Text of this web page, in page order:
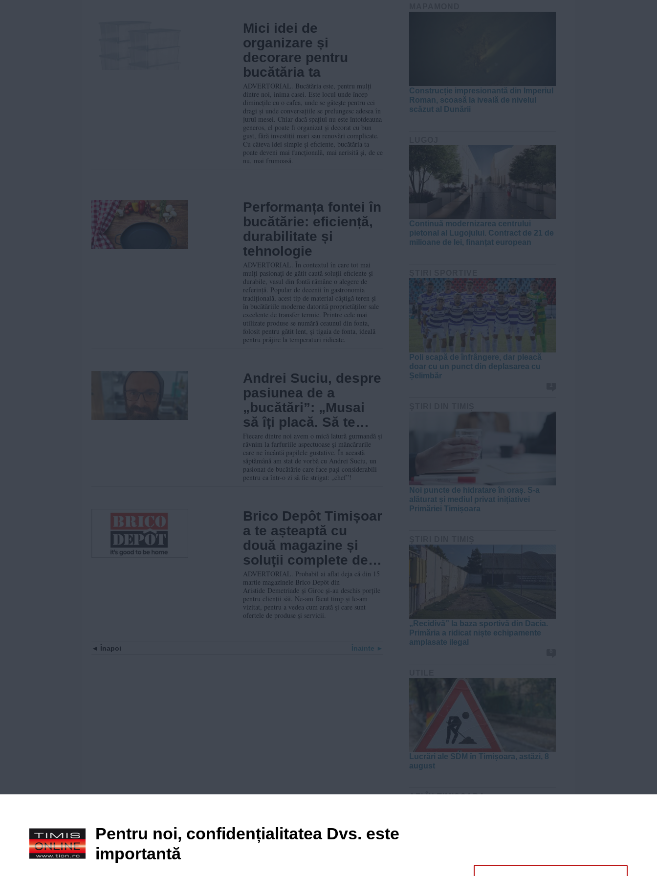
Mici idei de
organizare și
decorare pentru
bucătăria ta
ADVERTORIAL. Bucătăria este, pentru mulți
dintre noi, inima casei. Este locul unde încep
diminețile cu o cafea, unde se gătește pentru cei
dragi și unde conversațiile se prelungesc adesea în
jurul mesei. Chiar dacă spațiul nu este întotdeauna
generos, el poate fi organizat și decorat cu bun
gust, fără investiții mari sau renovări complicate.
Cu câteva idei simple și eficiente, bucătăria ta
poate deveni mai funcțională, mai aerisită și, de ce
nu, mai frumoasă.
Performanța fontei în
bucătărie: eficiență,
durabilitate și
tehnologie
ADVERTORIAL. În contextul în care tot mai
mulți pasionați de gătit caută soluții eficiente și
durabile, vasul din fontă rămâne o alegere de
referință. Popular de decenii în gastronomia
tradițională, acest tip de material câștigă teren și
în bucătăriile moderne datorită proprietăților sale
excelente de transfer termic. Printre cele mai
utilizate produse se numără ceaunul din fonta,
folosit pentru gătit lent, și tigaia de fonta, ideală
pentru prăjire la temperaturi ridicate.
Andrei Suciu, despre
pasiunea de a
„bucătări”: „Musai
să îți placă. Să te
furnice mâinile când
știi că o să tragi
toată ziua la tigaie”
Fiecare dintre noi avem o mică latură gurmandă și
râvnim la farfuriile aspectuoase și mâncărurile
care ne încântă papilele gustative. În această
săptămână am stat de vorbă cu Andrei Suciu, un
pasionat de bucătărie care face pași considerabili
pentru ca într-o zi să fie strigat: „chef”!
Brico Depôt Timișoar
a te așteaptă cu
două magazine și
soluții complete de
îmbunătățire a
locuinței
ADVERTORIAL. Probabil ai aflat deja că din 15
martie magazinele Brico Depôt din
Aristide Demetriade și Giroc și-au deschis porțile
pentru clienții săi. Ne-am făcut timp și le-am
vizitat, pentru a vedea cum arată și care sunt
ofertele de produse și servicii.
Înapoi Înainte
Construcție impresionantă din Imperiul
Roman, scoasă la iveală de nivelul
scăzut al Dunării
Continuă modernizarea centrului
pietonal al Lugojului. Contract de 21 de
milioane de lei, finanțat european
Poli scapă de înfrângere, dar pleacă
doar cu un punct din deplasarea cu
Șelimbăr
Noi puncte de hidratare în oraș. S-a
alăturat și mediul privat inițiativei
Primăriei Timișoara
„Recidivă” la baza sportivă din Dacia.
Primăria a ridicat niște echipamente
amplasate ilegal
Lucrări ale SDM în Timișoara, astăzi, 8
august
AZI ÎN TIMIȘOARA
Pentru noi, confidențialitatea Dvs. este
importantă